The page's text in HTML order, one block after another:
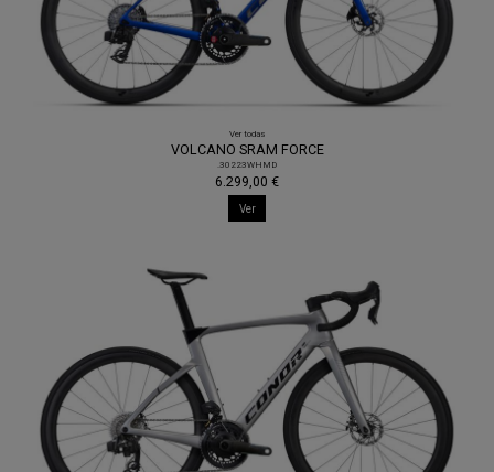
Ver todas
VOLCANO SRAM FORCE
.30223WHMD
6.299,00 €
Ver